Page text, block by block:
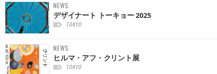
NEWS
デザイナート トーキョー 2025
TOKYO
NEWS
ヒルマ・アフ・クリント展
TOKYO